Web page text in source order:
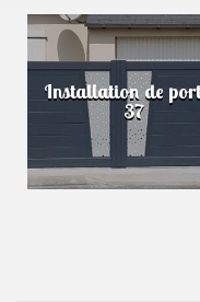
Installation de
37